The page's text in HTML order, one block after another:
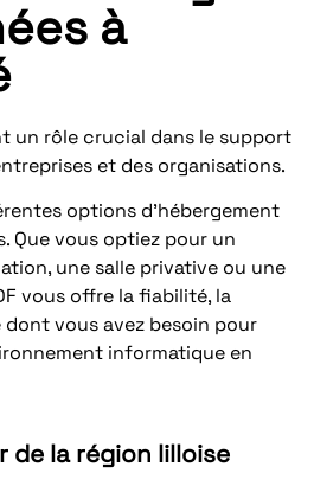
à
un rôle crucial dans le support
et des organisations.
options d’hébergement
Que vous optiez pour un
une salle privative ou une
vous offre la fiabilité, la
vous avez besoin pour
informatique en
de la région lilloise